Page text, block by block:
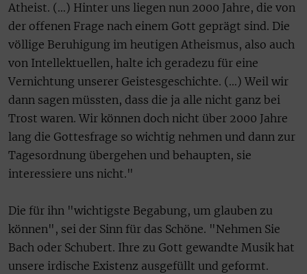
Atheist. (…) Hinter uns liegen nun 2000 Jahre, die von
der offenen Frage nach einem Gott geprägt sind. Die
völlige Beruhigung im heutigen Atheismus, also auch
von Intellektuellen, halte ich geradezu für eine
Vernichtung unserer Geistesgeschichte. (…) Weil wir
dann sagen müssten, dass die ja alle nicht ganz bei
Trost waren. Wir können doch nicht über 2000 Jahre
lang die Gottesfrage so wichtig nehmen und dann zur
Tagesordnung übergehen und behaupten, sie
interessiere uns nicht."
Die für ihn "wichtigste Begabung, um glauben zu
können", sei der Sinn für das Schöne. "Nehmen Sie
Bach oder Schubert. Ihre zu Gott gewandte Musik hat
unsere irdische Existenz ausgefüllt und geformt.